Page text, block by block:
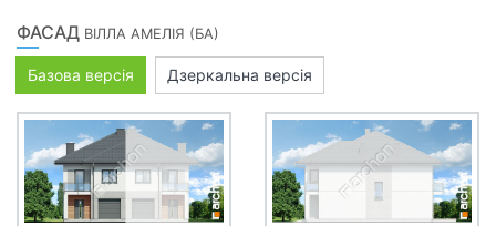
ФАСАД ВІЛЛА АМЕЛІЯ (БА)
Базова версія Дзеркальна версія